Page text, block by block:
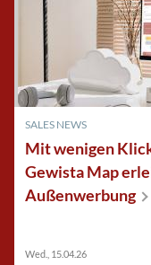
SALES NEWS
Mit wenigen
Gewista Map
Außenwerbung
Wed., 15.04.26